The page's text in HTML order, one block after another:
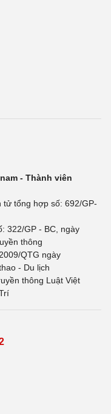
- Thành viên
tử tổng hợp số: 692/GP-
322/GP - BC, ngày
thông
QTG ngày
- Du lịch
thông Luật Việt